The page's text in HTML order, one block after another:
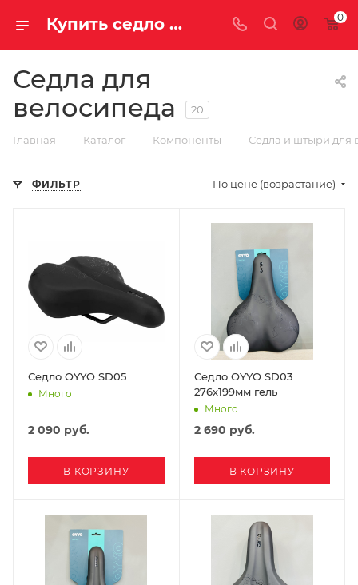
Купить седло для велосипеда в Саратове и Энгельсе, комфорт, удобство, первоклассные материалы. 0
Седла для
велосипеда
20
Главная — Каталог — Компоненты — Седла и штыри для
ФИЛЬТР По цене (возрастание)
Седло OYYO SD05
Много
2 090 руб.
В КОРЗИНУ
Седло OYYO SD03
276х199мм гель
Много
2 690 руб.
В КОРЗИНУ